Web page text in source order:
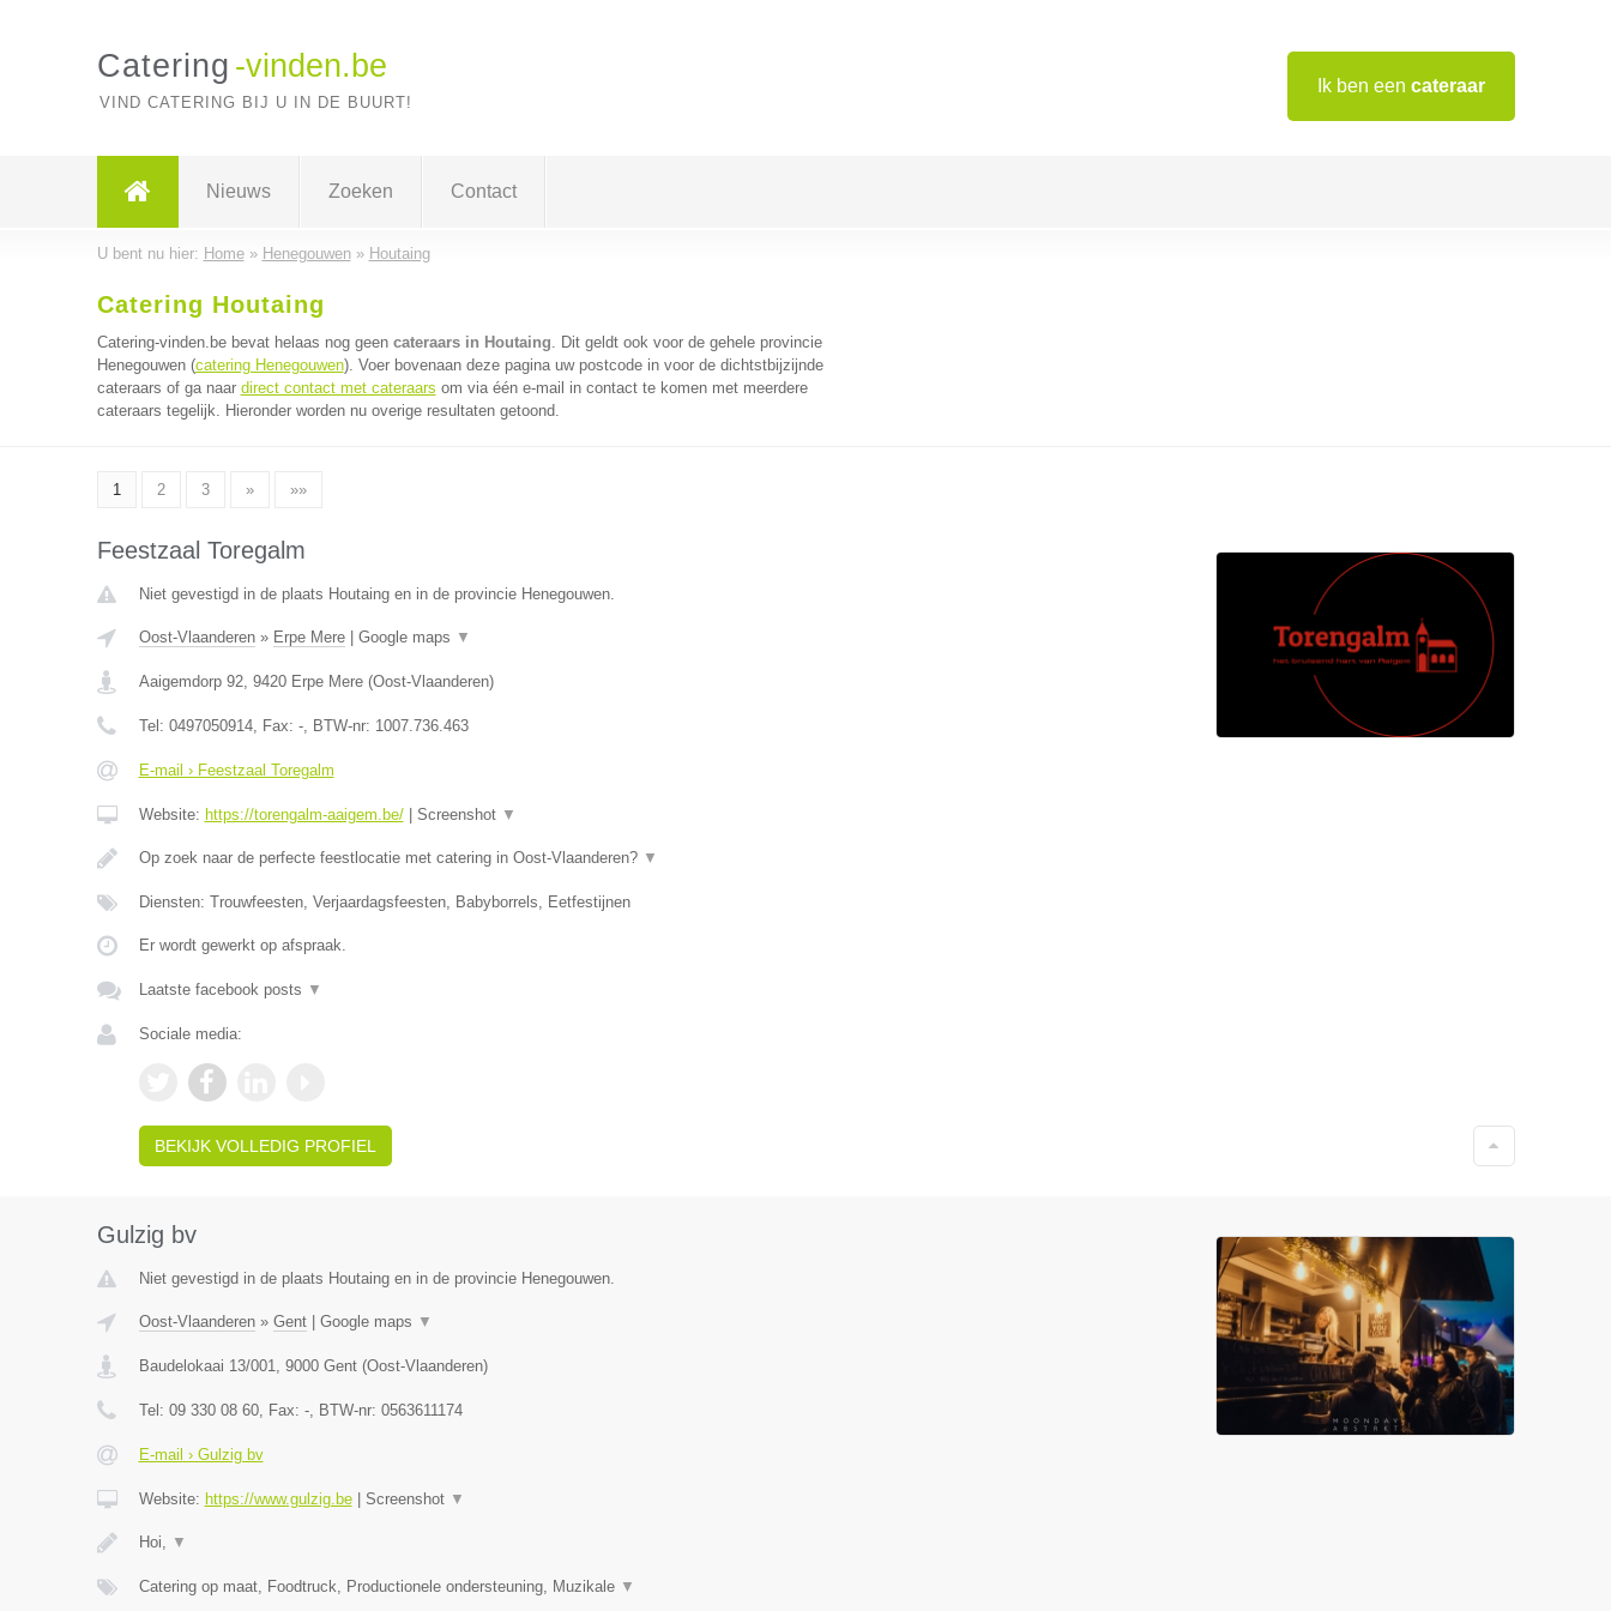
Ik ben een cateraar
Catering -vinden.be
VIND CATERING BIJ U IN DE BUURT!
Nieuws Zoeken Contact
U bent nu hier: Home» Henegouwen» Houtaing
Catering Houtaing
Catering-vinden.be bevat helaas nog geen cateraars in Houtaing. Dit geldt ook voor de gehele provincie
Henegouwen (catering Henegouwen). Voer bovenaan deze pagina uw postcode in voor de dichtstbijzijnde
cateraars of ga naar direct contact met cateraars om via één e-mail in contact te komen met meerdere
cateraars tegelijk. Hieronder worden nu overige resultaten getoond.
1 2 3 » »»
Feestzaal Toregalm
Niet gevestigd in de plaats Houtaing en in de provincie Henegouwen.
Oost-Vlaanderen» Erpe Mere| Google maps ▼
Aaigemdorp 92, 9420 Erpe Mere(Oost-Vlaanderen)
Tel: 0497050914, Fax: -, BTW-nr: 1007.736.463
E-mail › Feestzaal Toregalm
Website: https://torengalm-aaigem.be/| Screenshot ▼
Op zoek naar de perfecte feestlocatie met catering in Oost-Vlaanderen? ▼
Diensten: Trouwfeesten, Verjaardagsfeesten, Babyborrels, Eetfestijnen
Er wordt gewerkt op afspraak.
Laatste facebook posts ▼
Sociale media:
BEKIJK VOLLEDIG PROFIEL
Gulzig bv
Niet gevestigd in de plaats Houtaing en in de provincie Henegouwen.
Oost-Vlaanderen» Gent| Google maps ▼
Baudelokaai 13/001, 9000 Gent(Oost-Vlaanderen)
Tel: 09 330 08 60, Fax: -, BTW-nr: 0563611174
E-mail › Gulzig bv
Website: https://www.gulzig.be| Screenshot ▼
Hoi, ▼
Catering op maat, Foodtruck, Productionele ondersteuning, Muzikale ▼